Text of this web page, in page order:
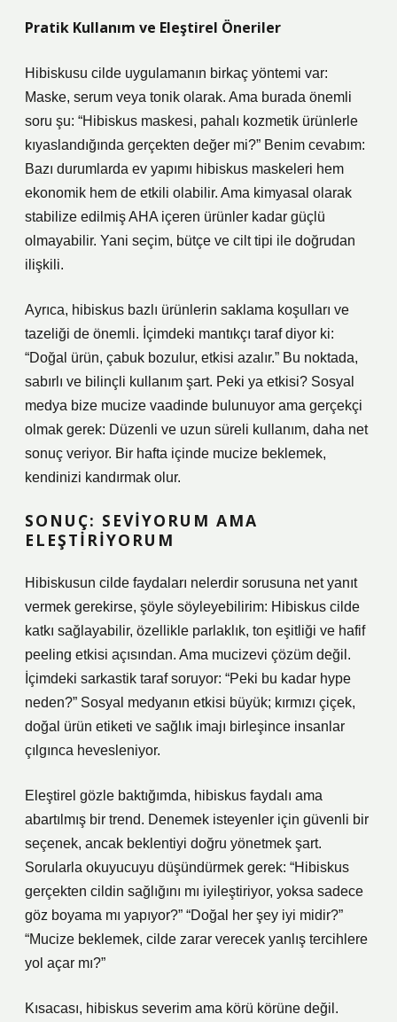
Pratik Kullanım ve Eleştirel Öneriler
Hibiskusu cilde uygulamanın birkaç yöntemi var:
Maske, serum veya tonik olarak. Ama burada önemli
soru şu: “Hibiskus maskesi, pahalı kozmetik ürünlerle
kıyaslandığında gerçekten değer mi?” Benim cevabım:
Bazı durumlarda ev yapımı hibiskus maskeleri hem
ekonomik hem de etkili olabilir. Ama kimyasal olarak
stabilize edilmiş AHA içeren ürünler kadar güçlü
olmayabilir. Yani seçim, bütçe ve cilt tipi ile doğrudan
ilişkili.
Ayrıca, hibiskus bazlı ürünlerin saklama koşulları ve
tazeliği de önemli. İçimdeki mantıkçı taraf diyor ki:
“Doğal ürün, çabuk bozulur, etkisi azalır.” Bu noktada,
sabırlı ve bilinçli kullanım şart. Peki ya etkisi? Sosyal
medya bize mucize vaadinde bulunuyor ama gerçekçi
olmak gerek: Düzenli ve uzun süreli kullanım, daha net
sonuç veriyor. Bir hafta içinde mucize beklemek,
kendinizi kandırmak olur.
SONUÇ: SEVIYORUM AMA
ELEŞTIRIYORUM
Hibiskusun cilde faydaları nelerdir sorusuna net yanıt
vermek gerekirse, şöyle söyleyebilirim: Hibiskus cilde
katkı sağlayabilir, özellikle parlaklık, ton eşitliği ve hafif
peeling etkisi açısından. Ama mucizevi çözüm değil.
İçimdeki sarkastik taraf soruyor: “Peki bu kadar hype
neden?” Sosyal medyanın etkisi büyük; kırmızı çiçek,
doğal ürün etiketi ve sağlık imajı birleşince insanlar
çılgınca hevesleniyor.
Eleştirel gözle baktığımda, hibiskus faydalı ama
abartılmış bir trend. Denemek isteyenler için güvenli bir
seçenek, ancak beklentiyi doğru yönetmek şart.
Sorularla okuyucuyu düşündürmek gerek: “Hibiskus
gerçekten cildin sağlığını mı iyileştiriyor, yoksa sadece
göz boyama mı yapıyor?” “Doğal her şey iyi midir?”
“Mucize beklemek, cilde zarar verecek yanlış tercihlere
yol açar mı?”
Kısacası, hibiskus severim ama körü körüne değil.